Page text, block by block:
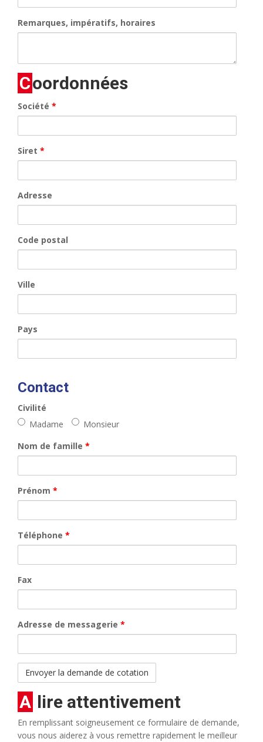
Remarques, impératifs, horaires
Coordonnées
Société *
Siret *
Adresse
Code postal
Ville
Pays
Contact
Civilité
Madame
Monsieur
Nom de famille *
Prénom *
Téléphone *
Fax
Adresse de messagerie *
A lire attentivement
En remplissant soigneusement ce formulaire de demande,
vous nous aiderez à vous remettre rapidement le meilleur